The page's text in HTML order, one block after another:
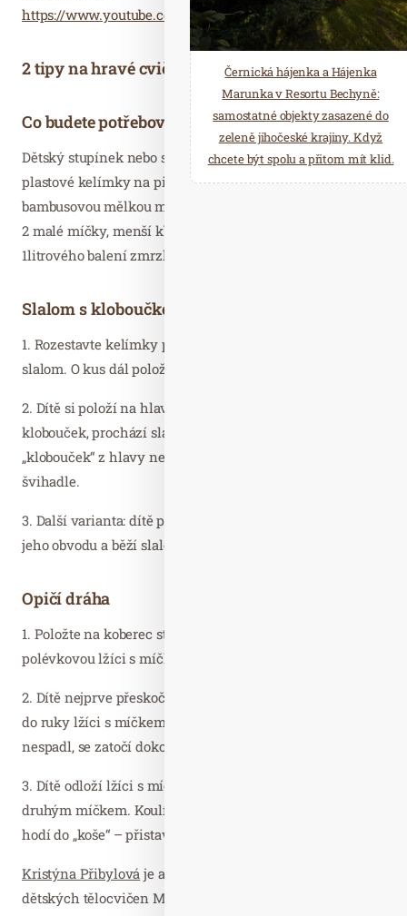
https://www.youtube.com/channel/
2 tipy na hravé cvičení s dětmi
Co budete potřebovat?
Dětský stupínek nebo stoličku, švihadlo, papírové nebo
plastové kelímky na pití, umělohmotnou nebo
bambusovou mělkou misku nebo talířek, polévková lžíce,
2 malé míčky, menší kbelík na písek nebo třeba od
1litrového balení zmrzliny
Slalom s kloboučkem na hlavě
1. Rozestavte kelímky po koberci dnem vzhůru jako
slalom. O kus dál položte rovně na zem švihadlo.
2. Dítě si položí na hlavu misku dnem vzhůru jako
klobouček, prochází slalom mezi kelímky a hlídá, aby mu
„klobouček“ z hlavy nespadl. Zpátky pak jde rovně po
švihadle.
3. Další varianta: dítě položí míček na talířek, koulí ho po
jeho obvodu a běží slalom mezi kelímky.
Opičí dráha
1. Položte na koberec stupínek nebo stoličku a o kus dál
polévkovou lžíci s míčkem a talířek s druhým míčkem.
2. Dítě nejprve přeskočí stupínek, pak si vezme ze země
do ruky lžíci s míčkem. Opatrně, aby míček ze lžíce
nespadl, se zatočí dokola.
3. Dítě odloží lžíci s míčkem a sebere si ze země talířek s
druhým míčkem. Koulí s ním po jeho obvodu a pak ho
hodí do „koše“ – přistaveného kbelíčku.
Kristýna Přibylová je autorka projektu profesionálních
dětských tělocvičen Monkeyˈs Gym, která spolu s
Černická hájenka a Hájenka
Marunka v Resortu Bechyně:
samostatné objekty zasazené do
zeleně jihočeské krajiny. Když
chcete být spolu a přitom mít klid.